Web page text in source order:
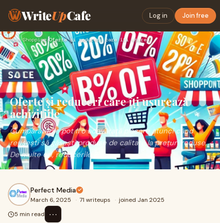
WriteUpCafe Log in Join free
Home›Shopping› Oferte și reduceri care îți ușurează achizițiile
Oferte și reduceri care îți ușurează
achizițiile
Cumpărăturile pot fi o adevărată plăcere atunci când
reușești să găsești produse de calitate la prețuri reduse.
De multe ori, reducerile ?
Perfect Media
March 6, 2025 · 71 writeups · joined Jan 2025
5 min read
⋯